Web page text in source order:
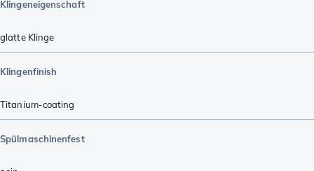
Klingeneigenschaft
glatte Klinge
Klingenfinish
Titanium-coating
Spülmaschinenfest